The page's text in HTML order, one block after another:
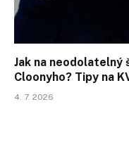
Jak na neodolatelný
Cloonyho? Tipy na
4. 7. 2026